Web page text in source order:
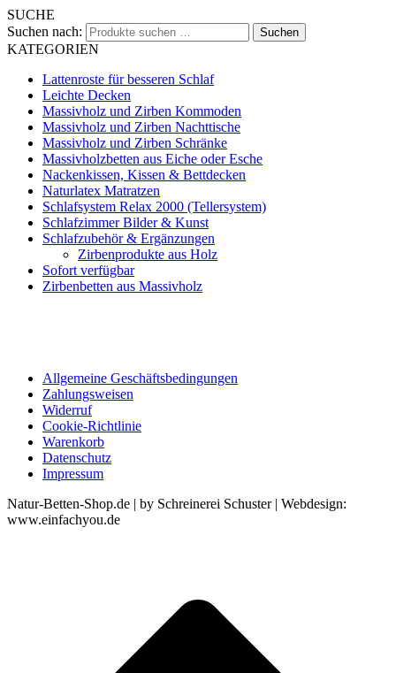
SUCHE
Suchen nach:
Suchen
KATEGORIEN
Lattenroste für besseren Schlaf
Leichte Decken
Massivholz und Zirben Kommoden
Massivholz und Zirben Nachttische
Massivholz und Zirben Schränke
Massivholzbetten aus Eiche oder Esche
Nackenkissen, Kissen & Bettdecken
Naturlatex Matratzen
Schlafsystem Relax 2000 (Tellersystem)
Schlafzimmer Bilder & Kunst
Schlafzubehör & Ergänzungen
Zirbenprodukte aus Holz
Sofort verfügbar
Zirbenbetten aus Massivholz
Allgemeine Geschäftsbedingungen
Zahlungsweisen
Widerruf
Cookie-Richtlinie
Warenkorb
Datenschutz
Impressum
Natur-Betten-Shop.de | by Schreinerei Schuster | Webdesign:
www.einfachyou.de